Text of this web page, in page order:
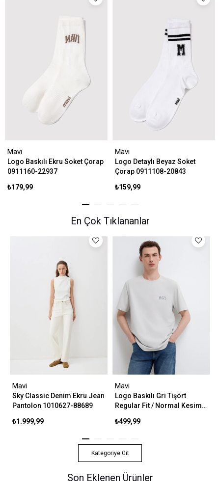
Mavi
Logo Baskılı Ekru Soket Çorap
0911160-22937
₺179,99
Mavi
Logo Detaylı Beyaz Soket
Çorap 0911108-20843
₺159,99
En Çok Tıklananlar
Mavi
Sky Classic Denim Ekru Jean
Pantolon 1010627-88689
₺1.999,99
Mavi
Logo Baskılı Gri Tişört
Regular Fit / Normal Kesim
₺499,99
Kategoriye Git
Son Eklenen Ürünler